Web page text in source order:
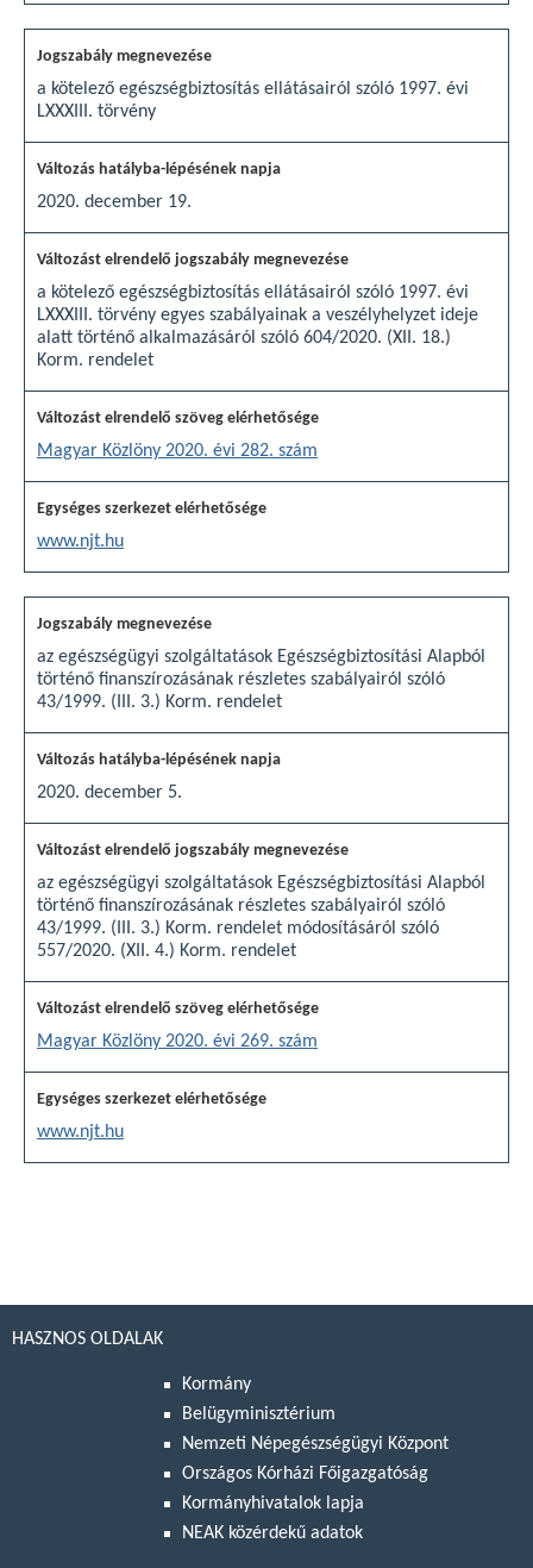
a kötelező egészségbiztosítás ellátásairól szóló 1997. évi
LXXXIII. törvény
2020. december 19.
a kötelező egészségbiztosítás ellátásairól szóló 1997. évi
LXXXIII. törvény egyes szabályainak a veszélyhelyzet ideje
alatt történő alkalmazásáról szóló 604/2020. (XII. 18.)
Korm. rendelet
Magyar Közlöny 2020. évi 282. szám
www.njt.hu
az egészségügyi szolgáltatások Egészségbiztosítási Alapból
történő finanszírozásának részletes szabályairól szóló
43/1999. (III. 3.) Korm. rendelet
2020. december 5.
az egészségügyi szolgáltatások Egészségbiztosítási Alapból
történő finanszírozásának részletes szabályairól szóló
43/1999. (III. 3.) Korm. rendelet módosításáról szóló
557/2020. (XII. 4.) Korm. rendelet
Magyar Közlöny 2020. évi 269. szám
www.njt.hu
HASZNOS OLDALAK
Kormány
Belügyminisztérium
Nemzeti Népegészségügyi Központ
Országos Kórházi Főigazgatóság
Kormányhivatalok lapja
NEAK közérdekű adatok